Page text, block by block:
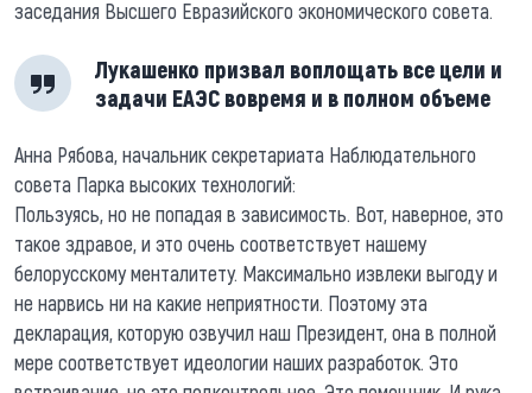
заседания Высшего Евразийского экономического совета.
Лукашенко призвал воплощать все цели и
задачи ЕАЭС вовремя и в полном объеме
Анна Рябова, начальник секретариата Наблюдательного
совета Парка высоких технологий:
Пользуясь, но не попадая в зависимость. Вот, наверное, это
такое здравое, и это очень соответствует нашему
белорусскому менталитету. Максимально извлеки выгоду и
не нарвись ни на какие неприятности. Поэтому эта
декларация, которую озвучил наш Президент, она в полной
мере соответствует идеологии наших разработок. Это